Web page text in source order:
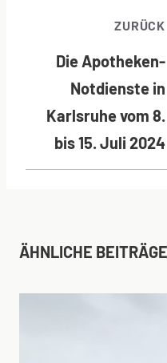
ZURÜCK
Die Apotheken-
Notdienste in
Karlsruhe vom 8.
bis 15. Juli 2024
ÄHNLICHE BEITRÄGE